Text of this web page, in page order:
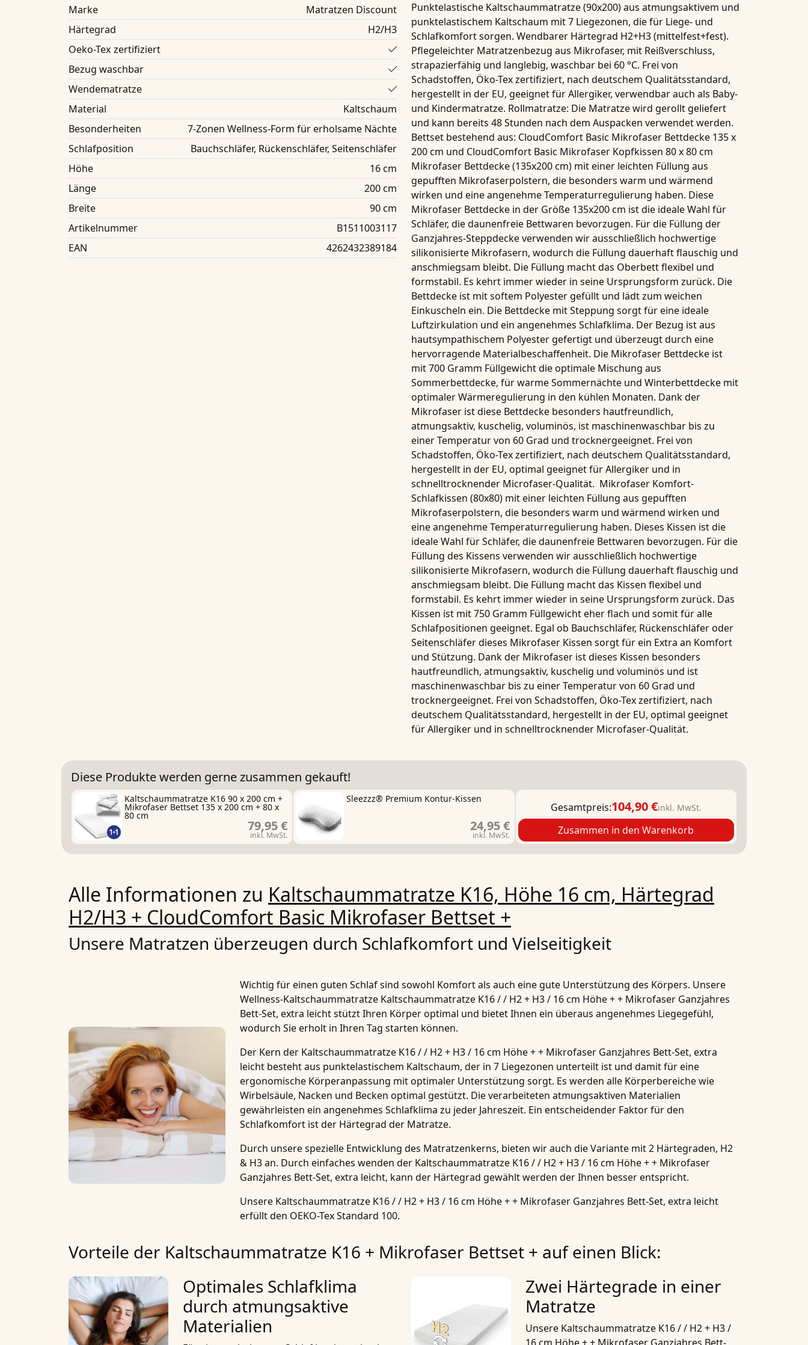
Marke
Matratzen Discount
Härtegrad
H2/H3
Oeko-Tex zertifiziert
Bezug waschbar
Wendematratze
Material
Kaltschaum
Besonderheiten
7-Zonen Wellness-Form für erholsame Nächte
Schlafposition
Bauchschläfer, Rückenschläfer, Seitenschläfer
Höhe
16 cm
Länge
200 cm
Breite
90 cm
Artikelnummer
B1511003117
EAN
4262432389184
Punktelastische Kaltschaummatratze (90x200) aus atmungsaktivem und
punktelastischem Kaltschaum mit 7 Liegezonen, die für Liege- und
Schlafkomfort sorgen. Wendbarer Härtegrad H2+H3 (mittelfest+fest).
Pflegeleichter Matratzenbezug aus Mikrofaser, mit Reißverschluss,
strapazierfähig und langlebig, waschbar bei 60 °C. Frei von
Schadstoffen, Öko-Tex zertifiziert, nach deutschem Qualitätsstandard,
hergestellt in der EU, geeignet für Allergiker, verwendbar auch als Baby-
und Kindermatratze. Rollmatratze: Die Matratze wird gerollt geliefert
und kann bereits 48 Stunden nach dem Auspacken verwendet werden.
Bettset bestehend aus: CloudComfort Basic Mikrofaser Bettdecke 135 x
200 cm und CloudComfort Basic Mikrofaser Kopfkissen 80 x 80 cm
Mikrofaser Bettdecke (135x200 cm) mit einer leichten Füllung aus
gepufften Mikrofaserpolstern, die besonders warm und wärmend
wirken und eine angenehme Temperaturregulierung haben. Diese
Mikrofaser Bettdecke in der Größe 135x200 cm ist die ideale Wahl für
Schläfer, diedaunenfreie Bettwaren bevorzugen. Für die Füllung der
Ganzjahres-Steppdeckeverwenden wir ausschließlich hochwertige
silikonisierte Mikrofasern, wodurch die Füllung dauerhaft flauschig und
anschmiegsam bleibt. Die Füllung macht das Oberbettflexibel und
formstabil. Es kehrt immer wieder in seine Ursprungsform zurück. Die
Bettdecke ist mit softem Polyester gefüllt und lädt zum weichen
Einkuscheln ein. Die Bettdecke mit Steppung sorgt für eine ideale
Luftzirkulation und ein angenehmes Schlafklima. Der Bezug ist aus
hautsympathischem Polyester gefertigt und überzeugt durch eine
hervorragende Materialbeschaffenheit. Die Mikrofaser Bettdecke ist
mit700 Gramm Füllgewichtdie optimale Mischung aus
Sommerbettdecke, für warme Sommernächte und Winterbettdecke mit
optimaler Wärmeregulierung in den kühlen Monaten. Dank der
Mikrofaser ist diese Bettdecke besonders hautfreundlich,
atmungsaktiv, kuschelig, voluminös, ist maschinenwaschbar bis zu
einer Temperatur von 60 Grad und trocknergeeignet. Frei von
Schadstoffen, Öko-Tex zertifiziert, nach deutschem Qualitätsstandard,
hergestellt in der EU, optimal geeignet fürAllergiker und in
schnelltrocknender Microfaser-Qualität. Mikrofaser Komfort-
Schlafkissen (80x80) mit einer leichten Füllung aus gepufften
Mikrofaserpolstern, die besonders warm und wärmend wirken und
eine angenehme Temperaturregulierung haben. Dieses Kissen ist die
ideale Wahl für Schläfer, diedaunenfreie Bettwaren bevorzugen. Für die
Füllung des Kissens verwenden wir ausschließlich hochwertige
silikonisierte Mikrofasern, wodurch die Füllung dauerhaft flauschig und
anschmiegsam bleibt. Die Füllung macht das Kissen flexibel und
formstabil. Es kehrt immer wieder in seine Ursprungsform zurück. Das
Kissen ist mit750 Gramm Füllgewichteher flach und somit für alle
Schlafpositionen geeignet. Egal ob Bauchschläfer, Rückenschläfer oder
Seitenschläfer dieses Mikrofaser Kissen sorgt für ein Extra an Komfort
und Stützung. Dank der Mikrofaser ist dieses Kissen besonders
hautfreundlich, atmungsaktiv, kuschelig und voluminös und ist
maschinenwaschbar bis zu einer Temperatur von 60 Grad und
trocknergeeignet. Frei von Schadstoffen, Öko-Tex zertifiziert, nach
deutschem Qualitätsstandard, hergestellt in der EU, optimal geeignet
fürAllergiker und in schnelltrocknender Microfaser-Qualität.
Diese Produkte werden gerne zusammen gekauft!
Kaltschaummatratze K16 90 x 200 cm +
Mikrofaser Bettset 135 x 200 cm + 80 x
80 cm
79,95 €
inkl. MwSt.
Sleezzz® Premium Kontur-Kissen
24,95 €
inkl. MwSt.
Gesamtpreis:104,90 €inkl. MwSt.
Zusammen in den Warenkorb
Alle Informationen zu Kaltschaummatratze K16, Höhe 16 cm, Härtegrad
H2/H3 + CloudComfort Basic Mikrofaser Bettset +
Unsere Matratzen überzeugen durch Schlafkomfort und Vielseitigkeit
Wichtig für einen guten Schlaf sind sowohl Komfort als auch eine gute Unterstützung des Körpers. Unsere
Wellness-Kaltschaummatratze Kaltschaummatratze K16 / / H2 + H3 / 16 cm Höhe + + Mikrofaser Ganzjahres
Bett-Set, extra leichtstützt Ihren Körper optimal und bietet Ihnen ein überaus angenehmes Liegegefühl,
wodurch Sie erholt in Ihren Tag starten können.
Der Kern der Kaltschaummatratze K16 / / H2 + H3 / 16 cm Höhe + + Mikrofaser Ganzjahres Bett-Set, extra
leicht besteht aus punktelastischem Kaltschaum, der in 7 Liegezonen unterteilt ist und damit für eine
ergonomische Körperanpassung mit optimaler Unterstützung sorgt. Es werden alle Körperbereiche wie
Wirbelsäule, Nacken und Becken optimal gestützt. Die verarbeiteten atmungsaktiven Materialien
gewährleisten ein angenehmes Schlafklima zu jeder Jahreszeit. Ein entscheidender Faktor für den
Schlafkomfort ist der Härtegrad der Matratze.
Durch unsere spezielle Entwicklung des Matratzenkerns, bieten wir auch die Variante mit 2 Härtegraden, H2
& H3an. Durch einfaches wenden der Kaltschaummatratze K16 / / H2 + H3 / 16 cm Höhe + + Mikrofaser
Ganzjahres Bett-Set, extra leicht, kann der Härtegrad gewählt werden der Ihnen besser entspricht.
Unsere Kaltschaummatratze K16 / / H2 + H3 / 16 cm Höhe + + Mikrofaser Ganzjahres Bett-Set, extra leicht
erfüllt den OEKO-Tex Standard 100.
Vorteile der Kaltschaummatratze K16 + Mikrofaser Bettset + auf einen Blick:
Optimales Schlafklima
durch atmungsaktive
Materialien
Zwei Härtegrade in einer
Matratze
Unsere Kaltschaummatratze K16 / / H2 + H3 /